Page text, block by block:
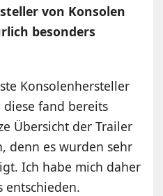
von Konsolen
besonders
Konsolenhersteller
fand bereits
Übersicht der Trailer
denn es wurden sehr
Ich habe mich daher